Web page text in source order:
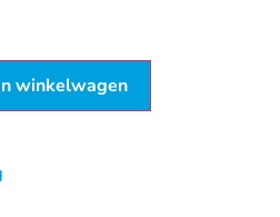
winkelwagen